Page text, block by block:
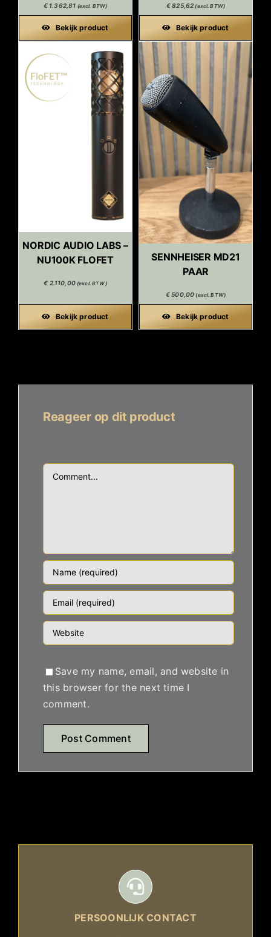
€1.362,81 (excl. BTW)
Bekijk product
€825,62 (excl. BTW)
Bekijk product
NORDIC AUDIO LABS –
NU100K FLOFET
€ 2.110,00 (excl. BTW)
Bekijk product
SENNHEISER MD21
PAAR
€500,00 (excl. BTW)
Bekijk product
Reageer op dit product
Comment
Save my name, email, and website in
this browser for the next time I
comment.
PERSOONLIJK CONTACT